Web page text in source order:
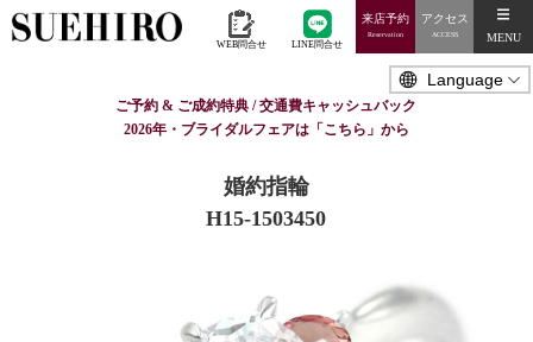
WEB問合せ LINE問合せ
来店予約
Reservation
アクセス
ACCESS MENU
ご予約 & ご成約特典 / 交通費キャッシュバック
2026年・ブライダルフェアは「こちら」から
婚約指輪
H15-1503450